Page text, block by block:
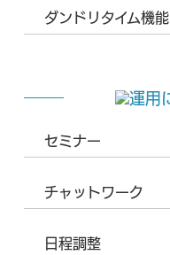
ダンドリタイム機能
セミナー
チャットワーク
日程調整